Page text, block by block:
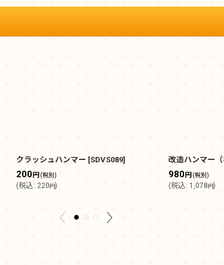
クラッシュハンマー [SDVS089]
200円 (税別)
(税込: 220円)
改造ハンマー
980円(税別)
(税込: 1,078円)